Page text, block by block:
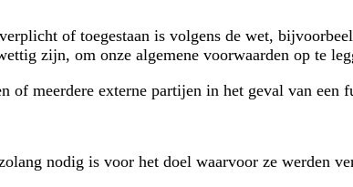
of toegestaan is volgens de wet,
zijn, om onze algemene voorwaarden op te
of meerdere externe partijen in het geval van
nodig is voor het doel waarvoor ze werden